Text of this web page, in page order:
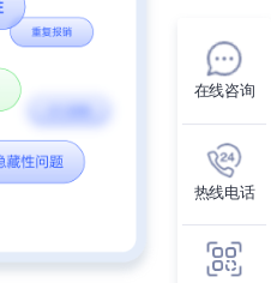
在线咨询
热线电话